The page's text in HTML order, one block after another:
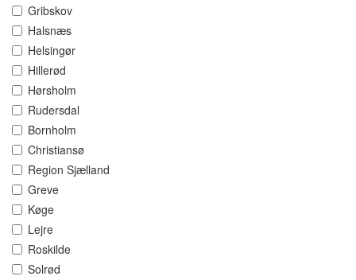
Gribskov
Halsnæs
Helsingør
Hillerød
Hørsholm
Rudersdal
Bornholm
Christiansø
Region Sjælland
Greve
Køge
Lejre
Roskilde
Solrød